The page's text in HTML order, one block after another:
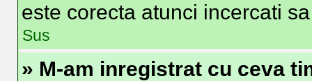
este corecta atunci incercati
Sus
» M-am inregistrat cu ceva